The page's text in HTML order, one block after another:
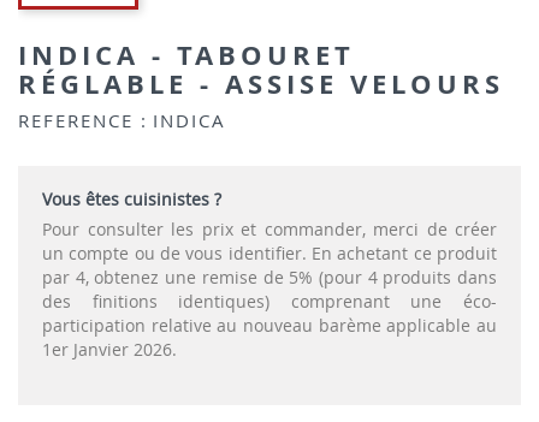
INDICA - TABOURET
RÉGLABLE - ASSISE VELOURS
REFERENCE : INDICA
Vous êtes cuisinistes ?
Pour consulter les prix et commander, merci de créer
un compte ou de vous identifier. En achetant ce produit
par 4, obtenez une remise de 5% (pour 4 produits dans
des finitions identiques) comprenant une éco-
participation relative au nouveau barème applicable au
1er Janvier 2026.